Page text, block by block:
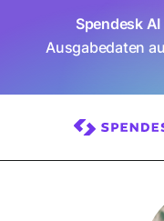
Spendesk
Ausgabedaten